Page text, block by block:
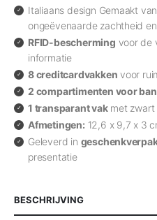
Italiaans design Gemaakt van
ongeëvenaarde zachtheid
RFID-bescherming voor de
informatie
8 creditcardvakken voor
2 compartimenten voor
1 transparant vakmet zwart
Afmetingen: 12,6 x 9,7 x 3
Geleverd in
presentatie
BESCHRIJVING